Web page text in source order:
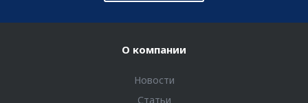
О компании
Новости
Статьи